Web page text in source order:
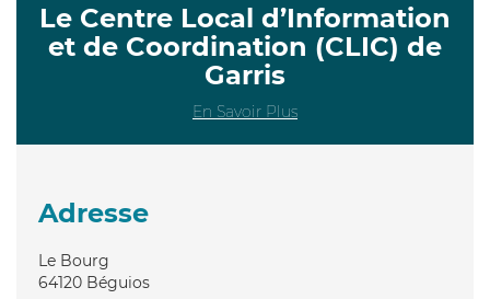
Le Centre Local d’Information
et de Coordination (CLIC) de
Garris
En Savoir Plus
Adresse
Le Bourg
64120 Béguios